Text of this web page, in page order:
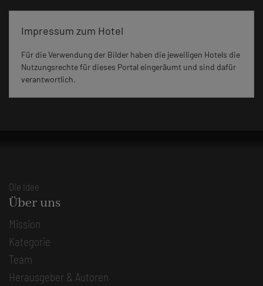
Impressum zum Hotel
Für die Verwendung der Bilder haben die jeweiligen Hotels die
Nutzungsrechte für dieses Portal eingeräumt und sind dafür
verantwortlich.
Die Idee
Über uns
Mission
Kategorie
Team
Herausgeber & Autoren